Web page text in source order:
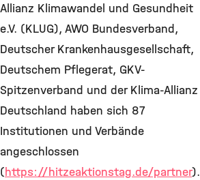
Allianz Klimawandel und Gesundheit
e.V. (KLUG), AWO Bundesverband,
Deutscher Krankenhausgesellschaft,
Deutschem Pflegerat, GKV-
Spitzenverband und der Klima-Allianz
Deutschland haben sich 87
Institutionen und Verbände
angeschlossen
(https://hitzeaktionstag.de/partner).